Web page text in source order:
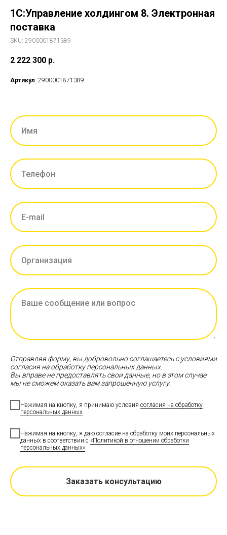
1С:Управление холдингом 8. Электронная
поставка
SKU: 2900001871389
2 222 300 р.
Артикул: 2900001871389
Отправляя форму, вы добровольно соглашаетесь с условиями
согласия на обработку персональных данных.
Вы вправе не предоставлять свои данные, но в этом случае
мы не сможем оказать вам запрошенную услугу.
Нажимая на кнопку, я принимаю условия согласия на обработку
персональных данных
Нажимая на кнопку, я даю согласие на обработку моих персональных
данных в соответствии с «Политикой в отношении обработки
персональных данных»
Заказать консультацию